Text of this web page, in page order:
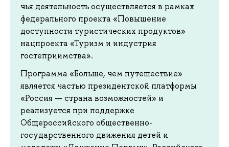
чья деятельность осуществляется в рамках
федерального проекта «Повышение
доступности туристических продуктов»
нацпроекта «Туризм и индустрия
гостеприимства».
Программа «Больше, чем путешествие»
является частью президентской платформы
«Россия — страна возможностей» и
реализуется при поддержке
Общероссийского общественно-
государственного движения детей и